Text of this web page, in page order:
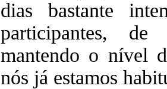
dias bastante
participantes,
mantendo o nível
nós já estamos